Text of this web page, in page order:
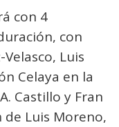
con 4
con
Velasco, Luis
Celaya en la
Castillo y Fran
de Luis Moreno,